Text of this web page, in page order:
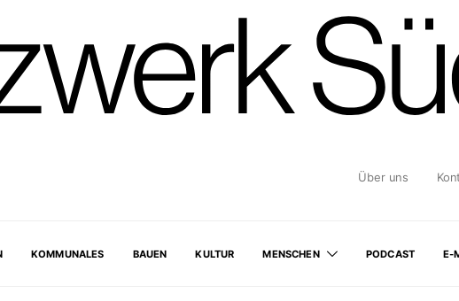
Über uns
KOMMUNALES BAUEN KULTUR MENSCHEN PODCAST E-